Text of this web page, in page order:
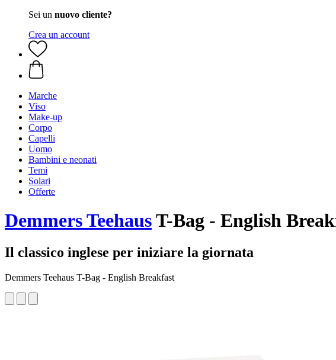
Sei un nuovo cliente?
Crea un account
Marche
Viso
Make-up
Corpo
Capelli
Uomo
Bambini e neonati
Temi
Solari
Offerte
Demmers TeehausT-Bag - English
Il classico inglese per iniziare la giornata
Demmers Teehaus T-Bag - English Breakfast